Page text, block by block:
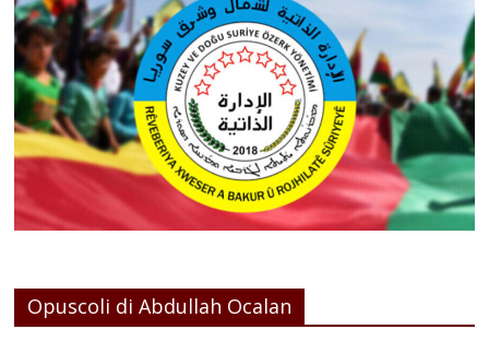
Opuscoli di Abdullah Ocalan